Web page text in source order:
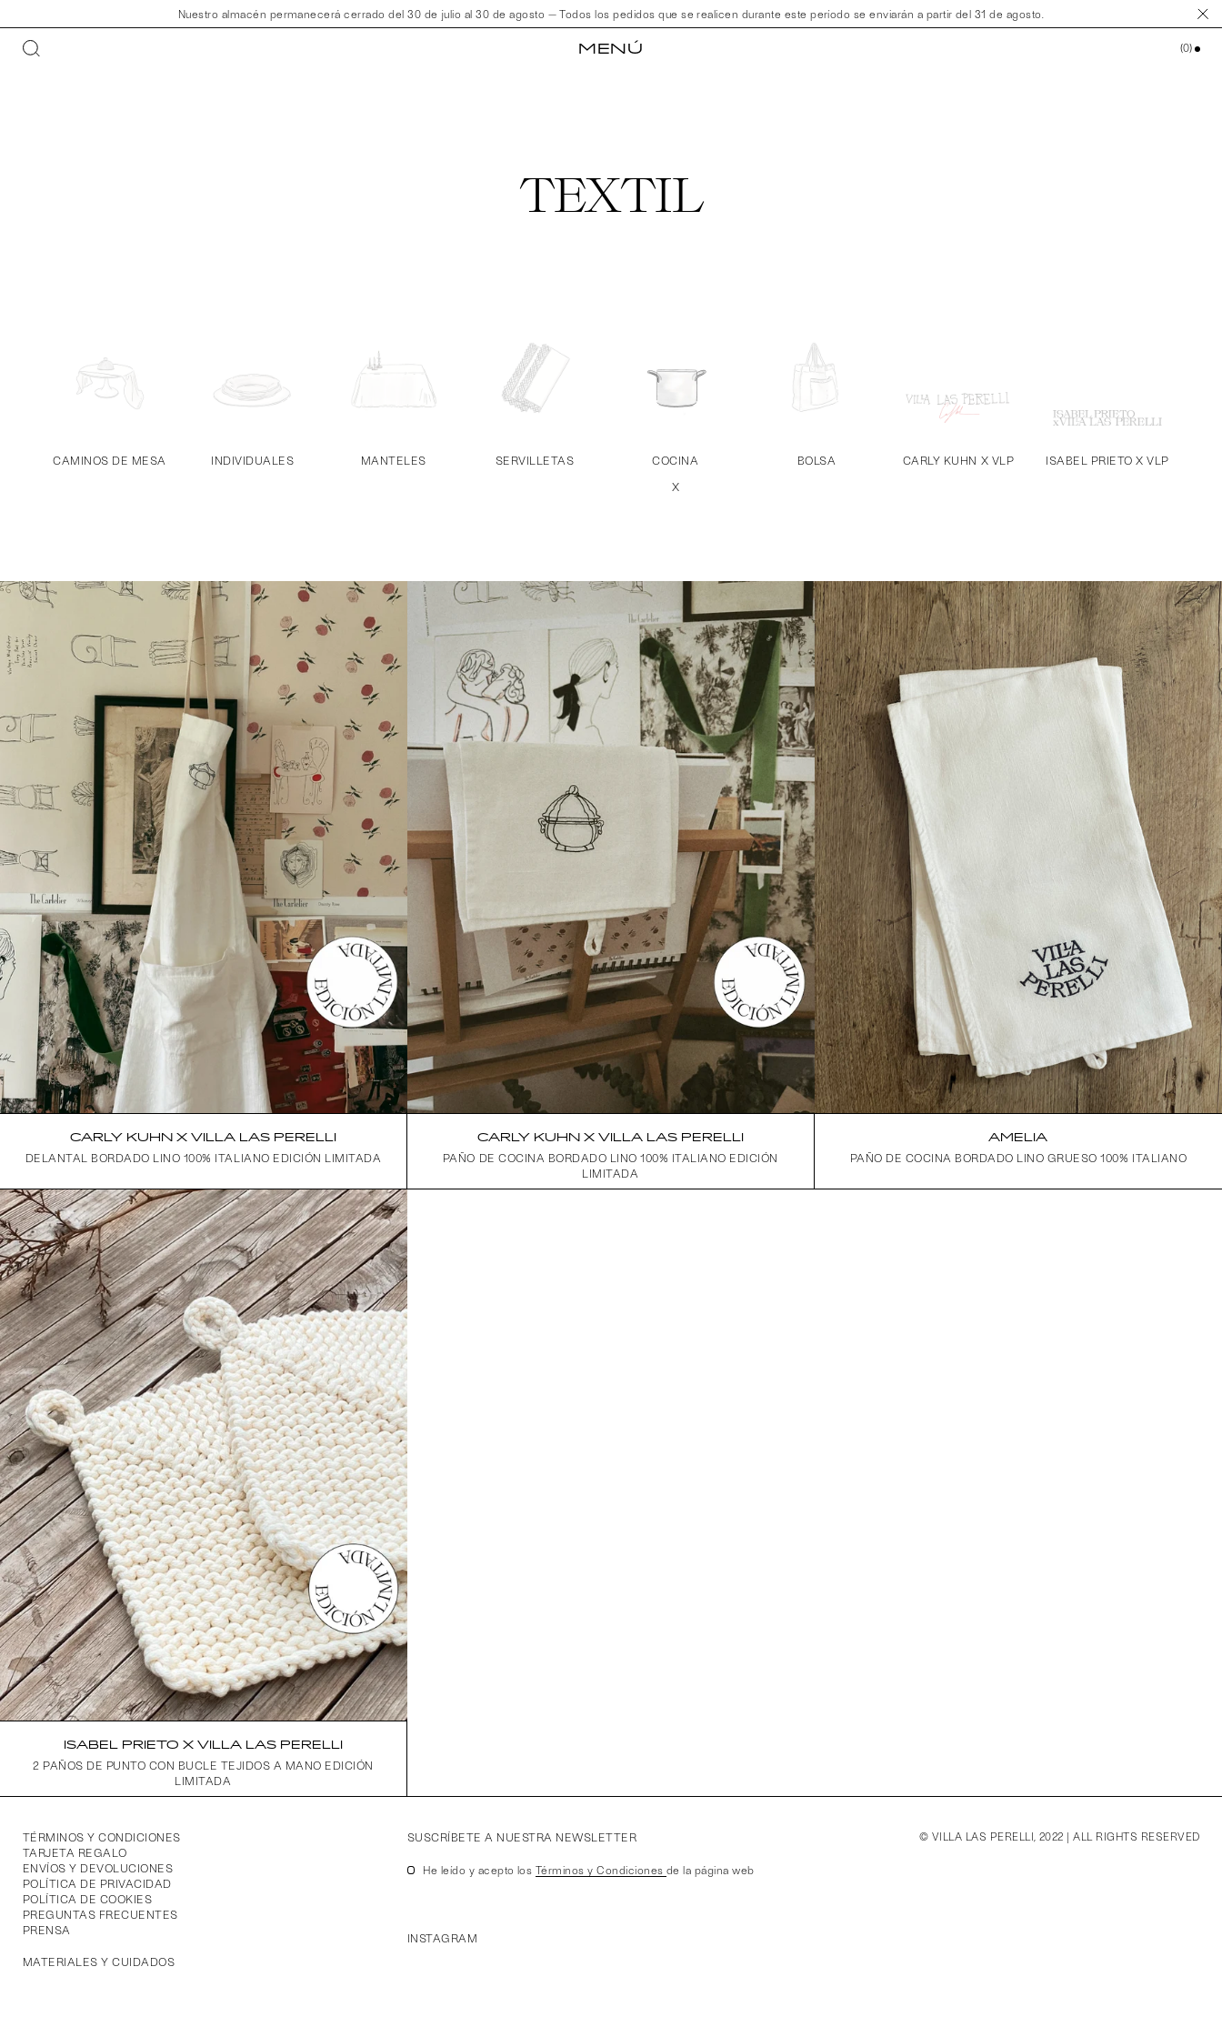
Nuestro almacén permanecerá cerrado del 30 de julio al 30 de agosto — Todos los pedidos que se realicen durante este período se enviarán a partir del 31 de agosto.
MENÚ (0)
TEXTIL
CAMINOS DE MESA INDIVIDUALES MANTELES SERVILLETAS
COCINA
X
BOLSA CARLY KUHN X VLP ISABEL PRIETO X VLP
CARLY KUHN X VILLA LAS PERELLI
DELANTAL BORDADO LINO 100% ITALIANO EDICIÓN LIMITADA
CARLY KUHN X VILLA LAS PERELLI
PAÑO DE COCINA BORDADO LINO 100% ITALIANO EDICIÓN
LIMITADA
AMELIA
PAÑO DE COCINA BORDADO LINO GRUESO 100% ITALIANO
ISABEL PRIETO X VILLA LAS PERELLI
2 PAÑOS DE PUNTO CON BUCLE TEJIDOS A MANO EDICIÓN
LIMITADA
TÉRMINOS Y CONDICIONES
TARJETA REGALO
ENVÍOS Y DEVOLUCIONES
POLÍTICA DE PRIVACIDAD
POLÍTICA DE COOKIES
PREGUNTAS FRECUENTES
PRENSA
MATERIALES Y CUIDADOS
SUSCRÍBETE A NUESTRA NEWSLETTER
He leído y acepto los Términos y Condiciones de la página web
INSTAGRAM
© VILLA LAS PERELLI, 2022 | ALL RIGHTS RESERVED